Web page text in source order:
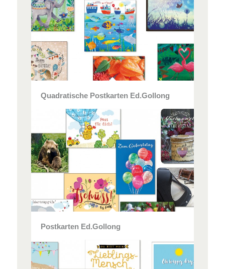
Quadratische Postkarten Ed.Gollong
Postkarten Ed.Gollong